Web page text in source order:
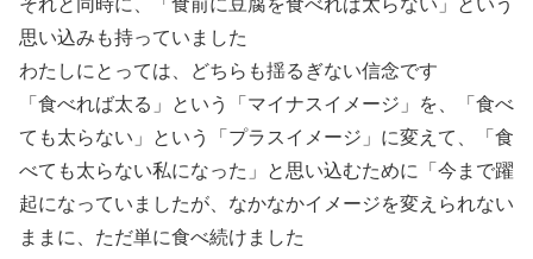
思い込みも持っていました
わたしにとっては、どちらも揺るぎない信念です
「食べれば太る」という「マイナスイメージ」を、「食べ
ても太らない」という「プラスイメージ」に変えて、「食
べても太らない私になった」と思い込むために「今まで躍
起になっていましたが、なかなかイメージを変えられない
ままに、ただ単に食べ続けました